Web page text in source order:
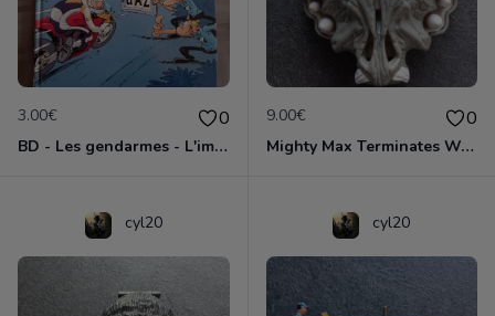
3.00€ 0
BD - Les gendarmes - L'imitation de vitesse - Tome 14
9.00€ 0
Mighty Max Terminates Wolfship 7
cyl20 cyl20